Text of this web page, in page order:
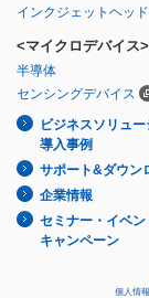
インクジェットヘッド
<マイクロデバイス>
半導体
センシングデバイス
ビジネスソリュー
導入事例
サポート&ダウン
企業情報
セミナー・イベン
キャンペーン
個人情